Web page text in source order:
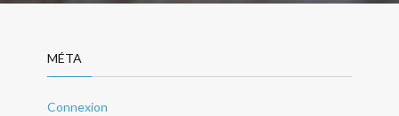
MÉTA
Connexion